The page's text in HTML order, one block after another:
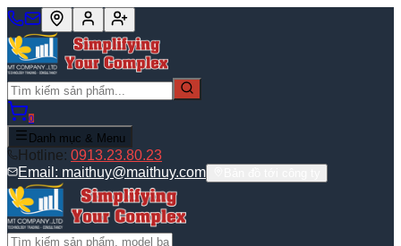
0
Danh mục & Menu
Hotline: 0913.23.80.23
Email: maithuy@maithuy.com